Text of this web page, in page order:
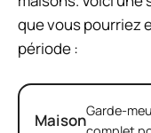
que vous pourriez
période :
MaisonGarde-